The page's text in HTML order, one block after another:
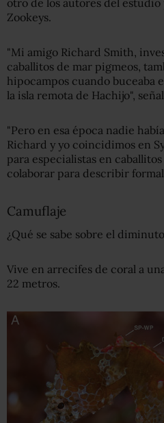
Zookeys.
"Mi amigo Richard Smith,
caballitos de mar pigmeos,
hipocampos cuando buceaba
la isla remota de Hachijo",
"Pero en esa época nadie
Richard y yo coincidimos en
para especialistas en
colaborar para describir
Camuflaje
¿Qué se sabe sobre el
Vive en arrecifes de coral a
22 metros.